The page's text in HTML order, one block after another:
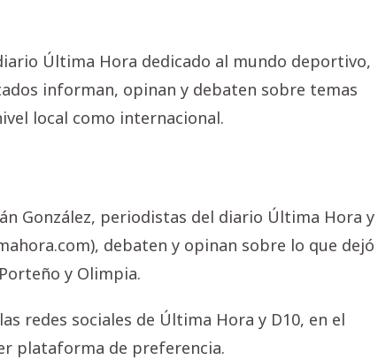
Última Hora dedicado al mundo deportivo,
informan, opinan y debaten sobre temas
local como internacional.
González, periodistas del diario Última Hora y
debaten y opinan sobre lo que dejó
y Olimpia.
redes sociales de Última Hora y D10, en el
plataforma de preferencia.